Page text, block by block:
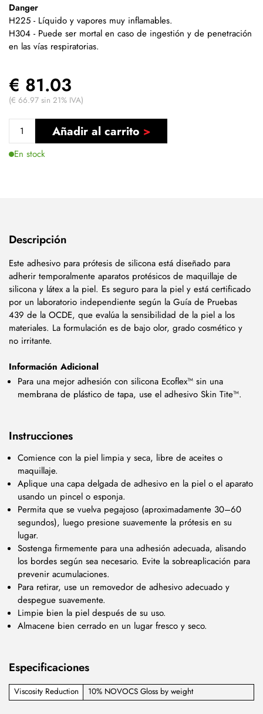
Danger
H225 - Líquido y vapores muy inflamables.
H304 - Puede ser mortal en caso de ingestión y de penetración
en las vías respiratorias.
€ 81.03
(€ 66.97 sin 21% IVA)
Añadir al carrito
En stock
Descripción
Este adhesivo para prótesis de silicona está diseñado para
adherir temporalmente aparatos protésicos de maquillaje de
silicona y látex a la piel. Es seguro para la piel y está certificado
por un laboratorio independiente según la Guía de Pruebas
439 de la OCDE, que evalúa la sensibilidad de la piel a los
materiales. La formulación es de bajo olor, grado cosmético y
no irritante.
Información Adicional
Para una mejor adhesión con silicona Ecoflex™ sin una
membrana de plástico de tapa, use el adhesivo Skin Tite™.
Instrucciones
Comience con la piel limpia y seca, libre de aceites o
maquillaje.
Aplique una capa delgada de adhesivo en la piel o el aparato
usando un pincel o esponja.
Permita que se vuelva pegajoso (aproximadamente 30–60
segundos), luego presione suavemente la prótesis en su
lugar.
Sostenga firmemente para una adhesión adecuada, alisando
los bordes según sea necesario. Evite la sobreaplicación para
prevenir acumulaciones.
Para retirar, use un removedor de adhesivo adecuado y
despegue suavemente.
Limpie bien la piel después de su uso.
Almacene bien cerrado en un lugar fresco y seco.
Especificaciones
Viscosity Reduction 10% NOVOCS Gloss by weight